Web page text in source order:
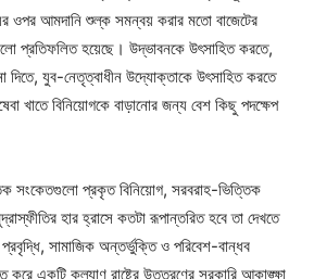
ওপর আমদানি শুল্ক সমন্বয় করার মতো বাজেটের
প্রতিফলিত হয়েছে। উদ্ভাবনকে উৎসাহিত করতে,
দিতে, যুব-নেতৃত্বাধীন উদ্যোক্তাকে উৎসাহিত করতে
খাতে বিনিয়োগকে বাড়ানোর জন্য বেশ কিছু পদক্ষেপ
সংকেতগুলো প্রকৃত বিনিয়োগ, সরবরাহ-ভিত্তিক
হার হ্রাসে কতটা রূপান্তরিত হবে তা দেখতে
সামাজিক অন্তর্ভুক্তি ও পরিবেশ-বান্ধব
একটি কল্যাণ রাষ্ট্রে উত্তরণের সরকারি আকাঙ্ক্ষা